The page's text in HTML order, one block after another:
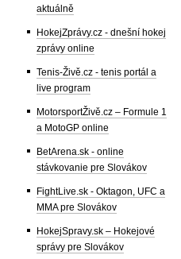
aktuálně
HokejZprávy.cz - dnešní hokej
zprávy online
Tenis-Živě.cz - tenis portál a
live program
MotorsportŽivě.cz – Formule 1
a MotoGP online
BetArena.sk - online
stávkovanie pre Slovákov
FightLive.sk - Oktagon, UFC a
MMA pre Slovákov
HokejSpravy.sk – Hokejové
správy pre Slovákov